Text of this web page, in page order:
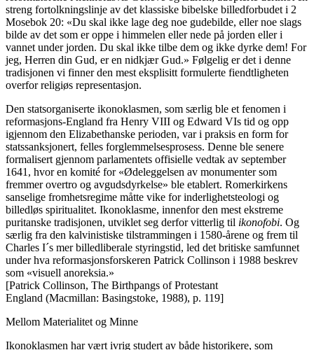
streng fortolkningslinje av det klassiske bibelske billedforbudet i 2
Mosebok 20: «Du skal ikke lage deg noe gudebilde, eller noe slags
bilde av det som er oppe i himmelen eller nede på jorden eller i
vannet under jorden. Du skal ikke tilbe dem og ikke dyrke dem! For
jeg, Herren din Gud, er en nidkjær Gud.» Følgelig er det i denne
tradisjonen vi finner den mest eksplisitt formulerte fiendtligheten
overfor religiøs representasjon.
Den statsorganiserte ikonoklasmen, som særlig ble et fenomen i
reformasjons-England fra Henry VIII og Edward VIs tid og opp
igjennom den Elizabethanske perioden, var i praksis en form for
statssanksjonert, felles forglemmelsesprosess. Denne ble senere
formalisert gjennom parlamentets offisielle vedtak av september
1641, hvor en komité for «Ødeleggelsen av monumenter som
fremmer overtro og avgudsdyrkelse» ble etablert. Romerkirkens
sanselige fromhetsregime måtte vike for inderlighetsteologi og
billedløs spiritualitet. Ikonoklasme, innenfor den mest ekstreme
puritanske tradisjonen, utviklet seg derfor vitterlig til ikonofobi. Og
særlig fra den kalvinistiske tilstrammingen i 1580-årene og frem til
Charles I´s mer billedliberale styringstid, led det britiske samfunnet
under hva reformasjonsforskeren Patrick Collinson i 1988 beskrev
som «visuell anoreksia.»
[Patrick Collinson, The Birthpangs of Protestant
England (Macmillan: Basingstoke, 1988), p. 119]
Mellom Materialitet og Minne
Ikonoklasmen har vært ivrig studert av både historikere, som